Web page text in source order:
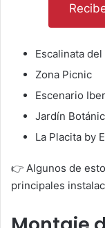
Escalinata
Zona Picnic
Escenario
Jardín
La Placita by
👉 Algunos de
principales